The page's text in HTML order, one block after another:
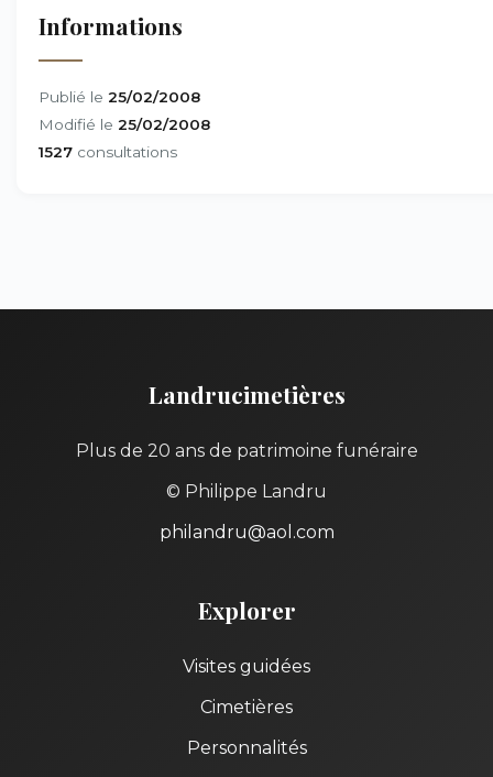
Informations
Publié le 25/02/2008
Modifié le 25/02/2008
1527 consultations
Landrucimetières
Plus de 20 ans de patrimoine funéraire
© Philippe Landru
philandru@aol.com
Explorer
Visites guidées
Cimetières
Personnalités